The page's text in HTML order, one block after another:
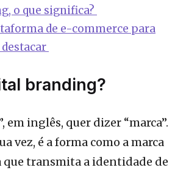
o que significa?
de e-commerce para
branding?
em inglês, quer dizer “marca”.
vez, é a forma como a marca
que transmita a identidade de